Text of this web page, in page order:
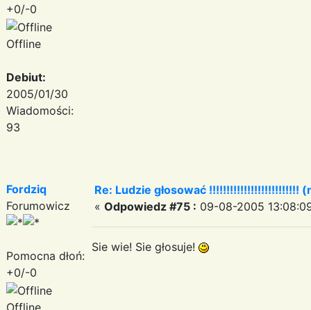
+0/-0
Offline
Debiut:
2005/01/30
Wiadomości:
93
Fordziq
Forumowicz
Pomocna dłoń:
+0/-0
Offline
Re: Ludzie głosować !!!!!!!!!!!!!!!!!!!!!!!!!!
« Odpowiedz #75 : 09-08-2005
Sie wie! Sie głosuje!